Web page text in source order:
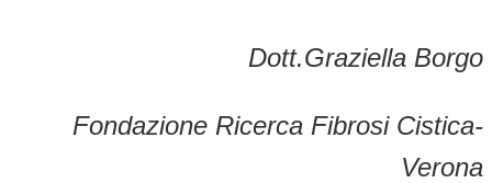
Dott.Graziella Borgo
Fondazione Ricerca Fibrosi Cistica-
Verona